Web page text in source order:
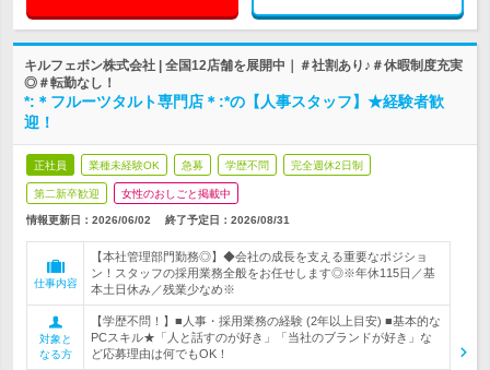
キルフェボン株式会社 | 全国12店舗を展開中｜＃社割あり♪＃休暇制度充実
◎＃転勤なし！
*:＊フルーツタルト専門店＊:*の【人事スタッフ】★経験者歓
迎！
正社員 業種未経験OK 急募 学歴不問 完全週休2日制
第二新卒歓迎 女性のおしごと掲載中
情報更新日：2026/06/02 終了予定日： 2026/08/31
仕事内容
【本社管理部門勤務◎】◆会社の成長を支える重要なポジショ
ン！スタッフの採用業務全般をお任せします◎※年休115日／基
本土日休み／残業少なめ※
対象と
なる方
【学歴不問！】■人事・採用業務の経験 (2年以上目安) ■基本的な
PCスキル★「人と話すのが好き」「当社のブランドが好き」な
ど応募理由は何でもOK！